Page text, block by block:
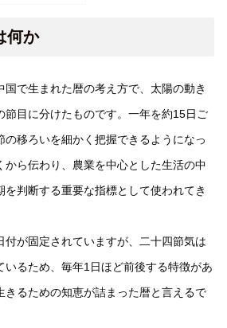
何か
国で生まれた暦の考え方で、太陽の動き
節目に分けたものです。一年を約15日ご
の移ろいを細かく把握できるようになっ
から伝わり、農業を中心とした生活の中
を判断する重要な指標として使われてき
付が固定されていますが、二十四節気は
いるため、毎年1日ほど前後する特徴があ
きるための知恵が詰まった暦と言えるで